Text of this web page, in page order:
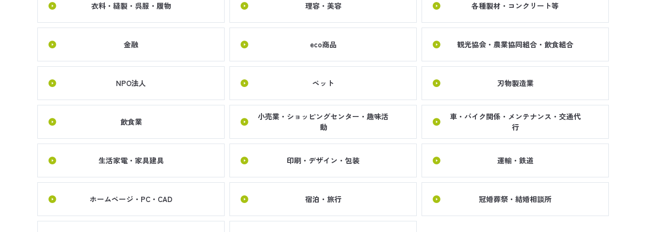
衣料・縫製・呉服・履物 理容・美容 各種製材・コンクリート等
金融 eco商品 観光協会・農業協同組合・飲食組合
NPO法人 ペット 刃物製造業
飲食業
小売業・ショッピングセンター・趣味活
動
車・バイク関係・メンテナンス・交通代
行
生活家電・家具建具 印刷・デザイン・包装 運輸・鉄道
ホームページ・PC・CAD 宿泊・旅行 冠婚葬祭・結婚相談所